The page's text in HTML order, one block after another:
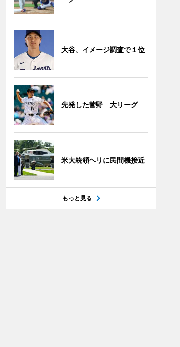
大谷、イメージ調査で１位
先発した菅野 大リーグ
米大統領ヘリに民間機接近
もっと見る